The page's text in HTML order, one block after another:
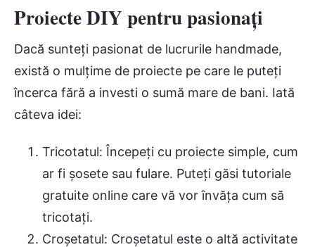
Proiecte DIY pentru pasionați
Dacă sunteți pasionat de lucrurile handmade,
există o mulțime de proiecte pe care le puteți
încerca fără a investi o sumă mare de bani. Iată
câteva idei:
Tricotatul: Începeți cu proiecte simple, cum
ar fi șosete sau fulare. Puteți găsi tutoriale
gratuite online care vă vor învăța cum să
tricotați.
Croșetatul: Croșetatul este o altă activitate